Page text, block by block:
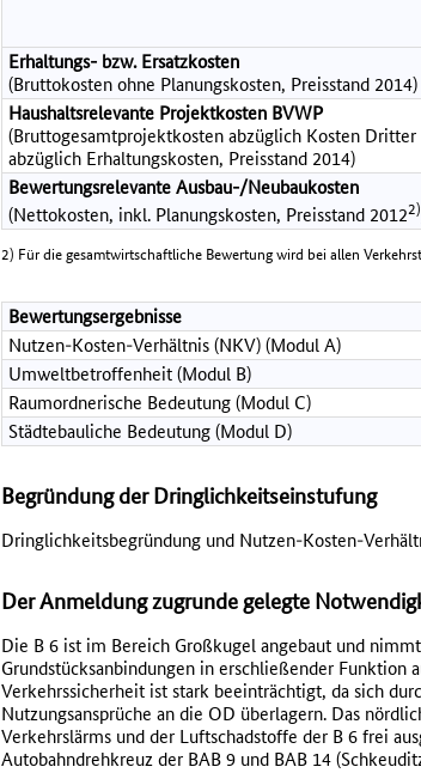
Erhaltungs- bzw. Ersatzkosten
(Bruttokosten ohne Planungskosten, Preisstand 2014)
Haushaltsrelevante Projektkosten BVWP
(Bruttogesamtprojektkosten abzüglich Kosten Dritter
abzüglich Erhaltungskosten, Preisstand 2014)
Bewertungsrelevante Ausbau-/Neubaukosten
(Nettokosten, inkl. Planungskosten, Preisstand 20122)
2) Für die gesamtwirtschaftliche Bewertung wird bei allen
Bewertungsergebnisse
Nutzen-Kosten-Verhältnis (NKV) (Modul A)
Umweltbetroffenheit (Modul B)
Raumordnerische Bedeutung (Modul C)
Städtebauliche Bedeutung (Modul D)
Begründung der Dringlichkeitseinstufung
Dringlichkeitsbegründung und Nutzen-Kosten-
Der Anmeldung zugrunde gelegte
Die B 6 ist im Bereich Großkugel angebaut und
Grundstücksanbindungen in erschließender Funktion
Verkehrssicherheit ist stark beeinträchtigt, da sich
Nutzungsansprüche an die OD überlagern. Das
Verkehrslärms und der Luftschadstoffe der B 6 frei
Autobahndrehkreuz der BAB 9 und BAB 14